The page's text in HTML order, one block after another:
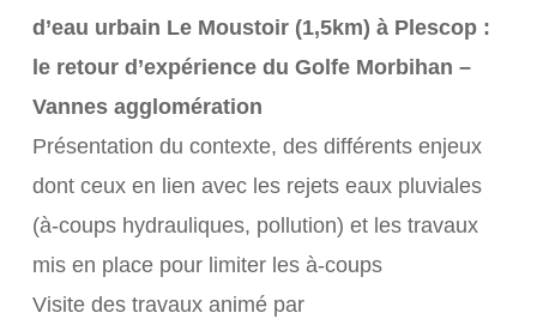
d’eau urbain Le Moustoir (1,5km) à Plescop :
le retour d’expérience du Golfe Morbihan –
Vannes agglomération
Présentation du contexte, des différents enjeux
dont ceux en lien avec les rejets eaux pluviales
(à-coups hydrauliques, pollution) et les travaux
mis en place pour limiter les à-coups
Visite des travaux animé par